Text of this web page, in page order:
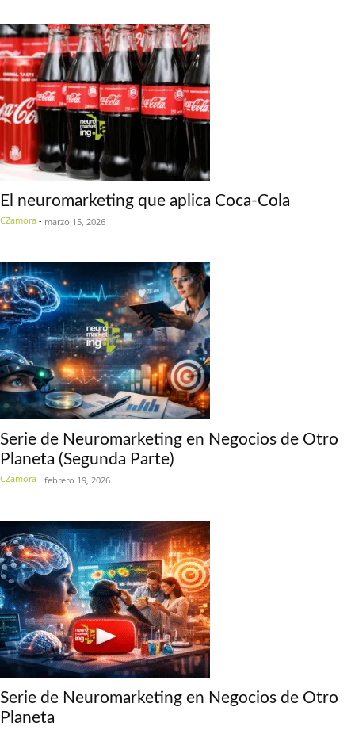
El neuromarketing que aplica Coca-Cola
CZamora - marzo 15, 2026
Serie de Neuromarketing en Negocios de Otro
Planeta (Segunda Parte)
CZamora - febrero 19, 2026
Serie de Neuromarketing en Negocios de Otro
Planeta